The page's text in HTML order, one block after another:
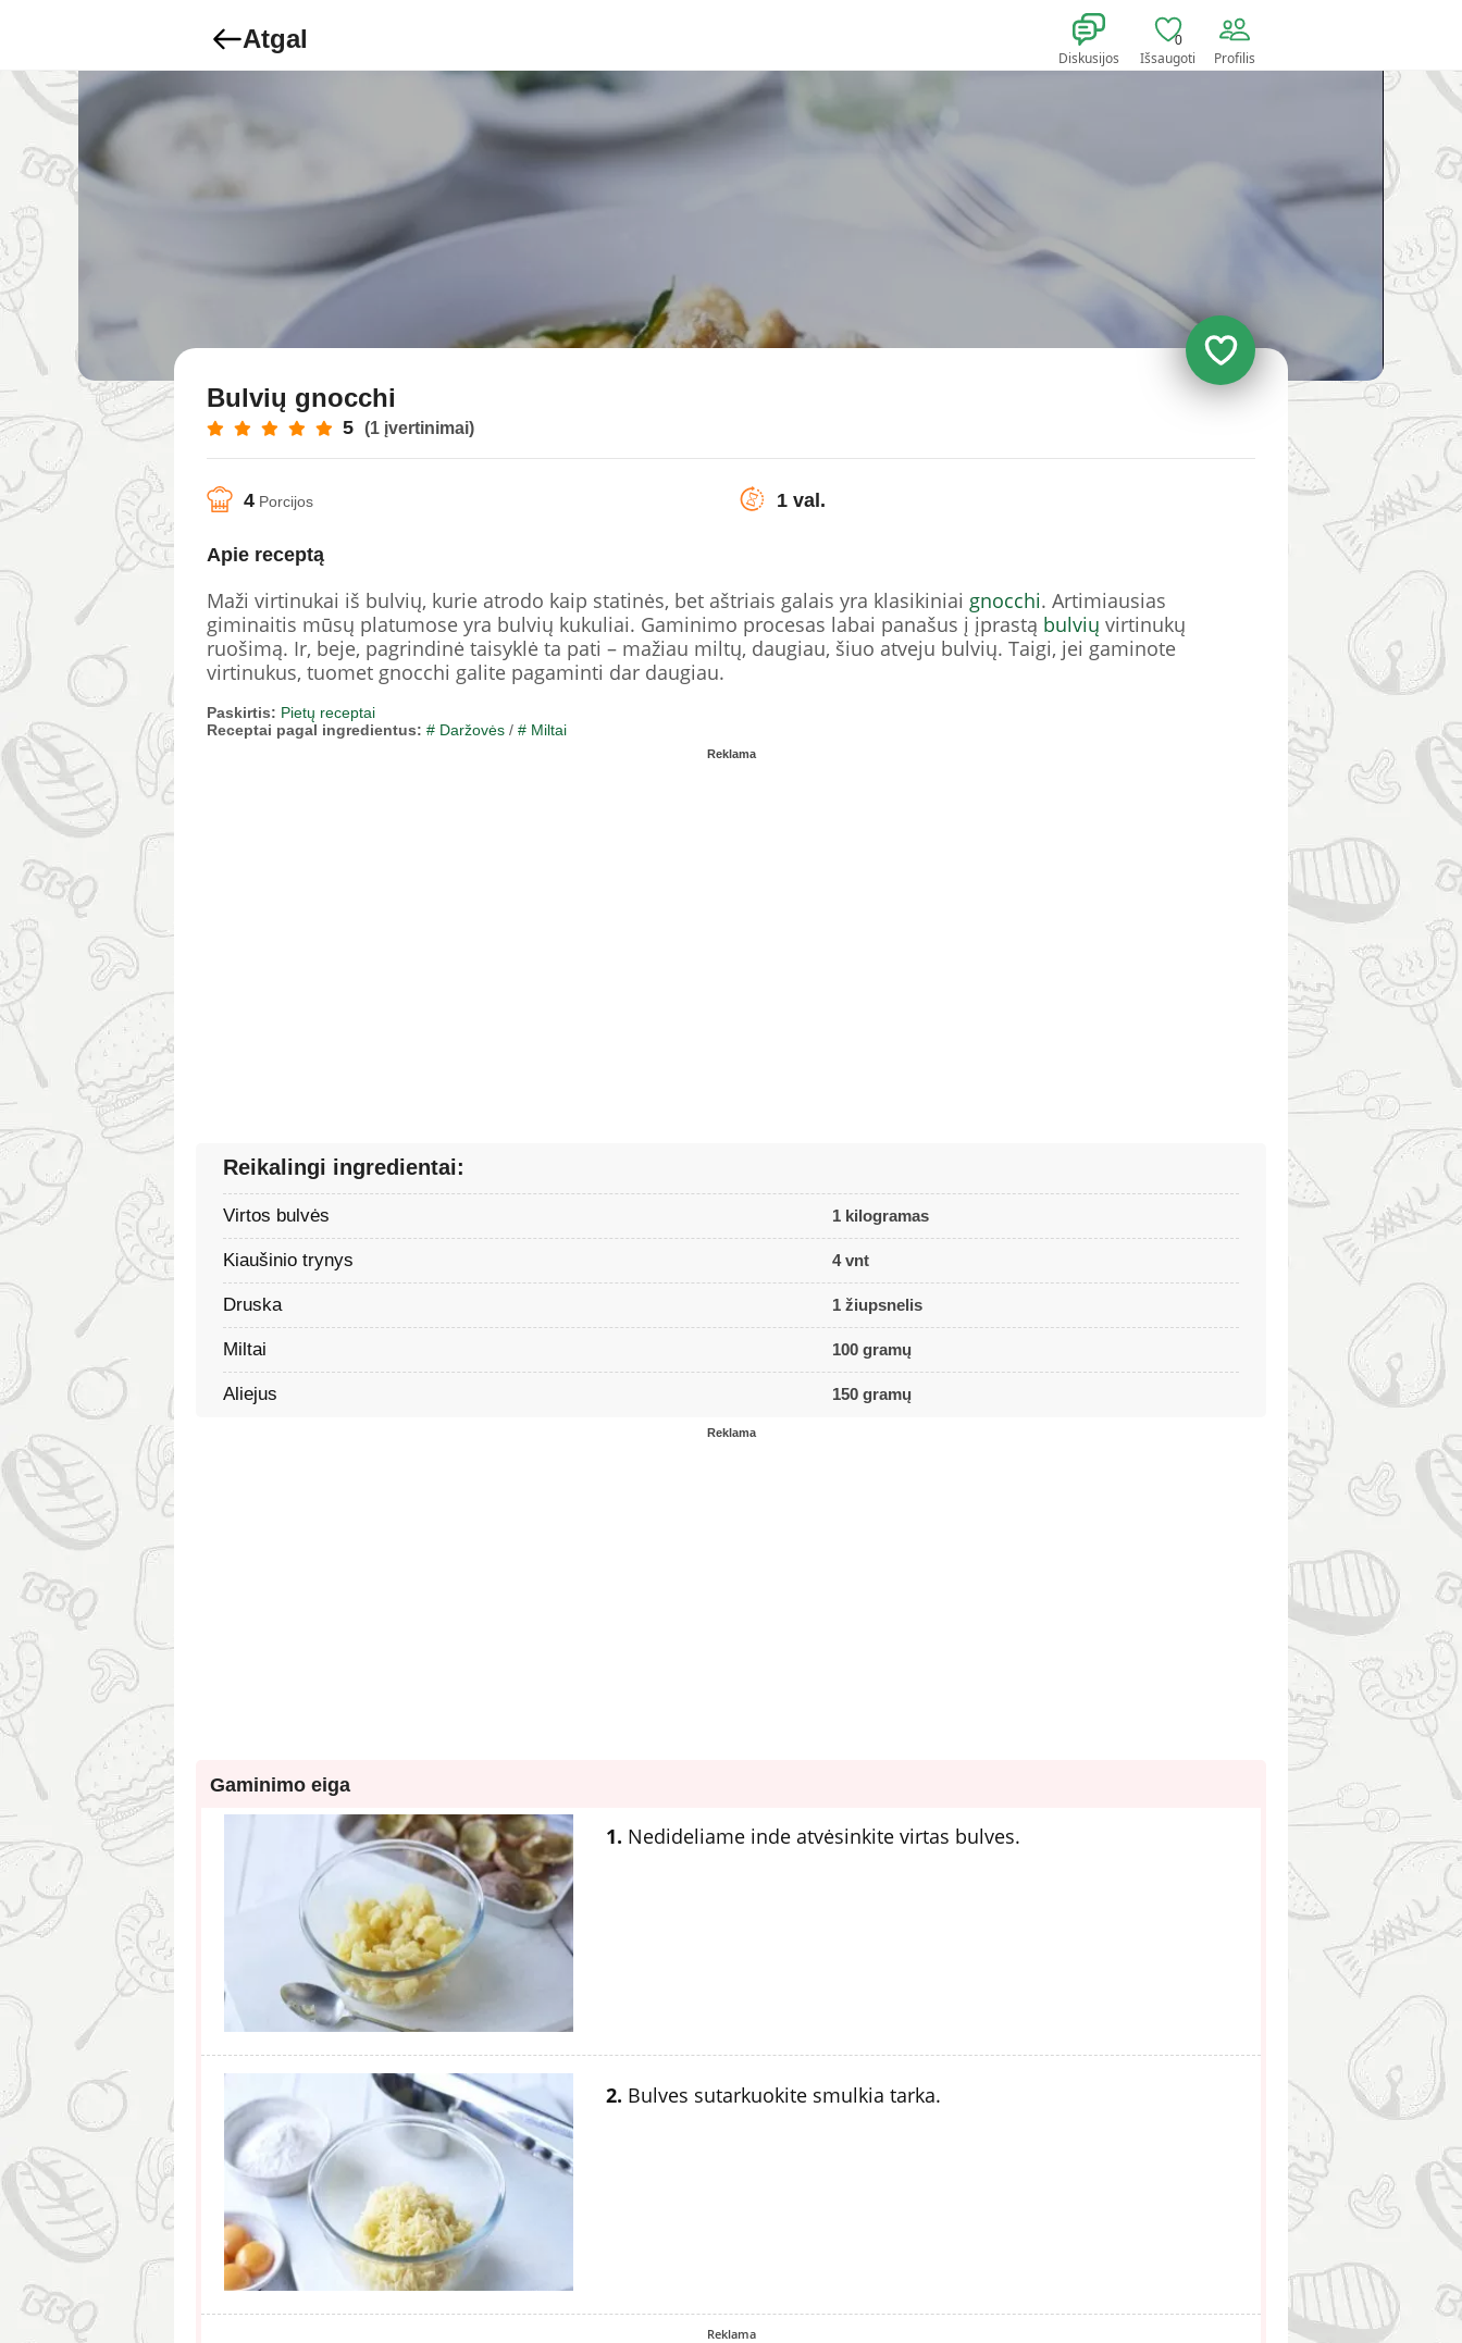
Atgal
Diskusijos
0
Išsaugoti Profilis
Bulvių gnocchi
5 (1 įvertinimai)
4 Porcijos 1 val.
Apie receptą
Maži virtinukai iš bulvių, kurie atrodo kaip statinės, bet aštriais galais yra klasikiniai gnocchi. Artimiausias
giminaitis mūsų platumose yra bulvių kukuliai. Gaminimo procesas labai panašus į įprastą bulvių virtinukų
ruošimą. Ir, beje, pagrindinė taisyklė ta pati – mažiau miltų, daugiau, šiuo atveju bulvių. Taigi, jei gaminote
virtinukus, tuomet gnocchi galite pagaminti dar daugiau.
Paskirtis: Pietų receptai
Receptai pagal ingredientus: # Daržovės / # Miltai
Reklama
Reikalingi ingredientai:
Virtos bulvės 1 kilogramas
Kiaušinio trynys 4 vnt
Druska 1 žiupsnelis
Miltai 100 gramų
Aliejus 150 gramų
Reklama
Gaminimo eiga
1. Nedideliame inde atvėsinkite virtas bulves.
2. Bulves sutarkuokite smulkia tarka.
Reklama